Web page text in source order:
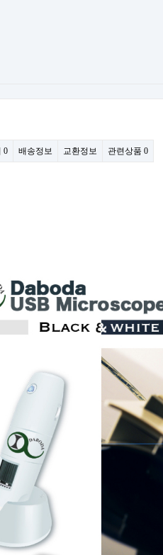
0 배송정보 교환정보 관련상품 0